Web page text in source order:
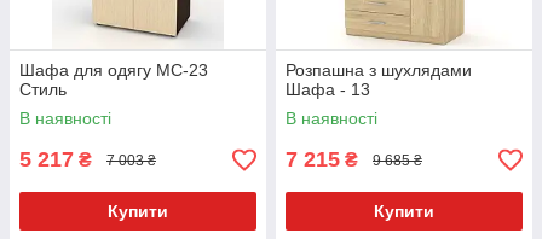
Шафа для одягу МС-23
Стиль
В наявності
5 217 ₴ 7 003 ₴
Купити
Розпашна з шухлядами
Шафа - 13
В наявності
7 215 ₴ 9 685 ₴
Купити